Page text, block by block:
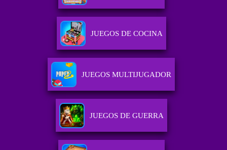
JUEGOS DE COCINA
JUEGOS MULTIJUGADOR
JUEGOS DE GUERRA